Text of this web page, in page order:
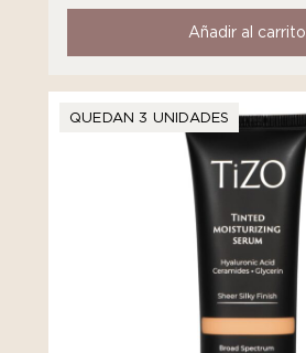
Añadir al carrito
QUEDAN 3 UNIDADES